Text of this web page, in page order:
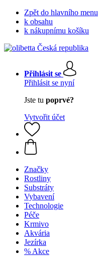
Zpět do hlavního menu
k obsahu
k nákupnímu košíku
Přihlásit se
Přihlásit se nyní
Jste tu poprvé?
Vytvořit účet
Značky
Rostliny
Substráty
Vybavení
Technologie
Péče
Krmivo
Akvária
Jezírka
% Akce